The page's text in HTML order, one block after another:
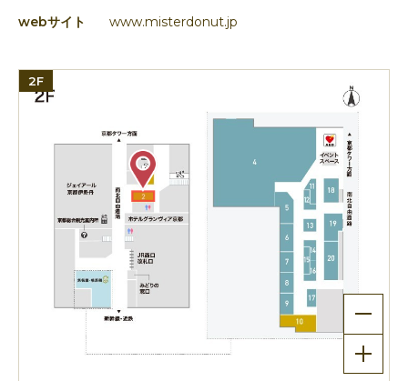
webサイト www.misterdonut.jp
2F